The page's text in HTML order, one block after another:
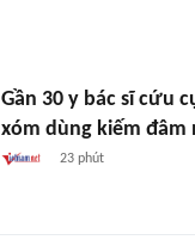
Gần 30 y bác sĩ cứu
xóm dùng kiếm đâm
23 phút